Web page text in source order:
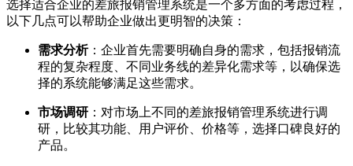
选择适合企业的差旅报销管理系统是一个多方面的考虑过程，
以下几点可以帮助企业做出更明智的决策：
需求分析：企业首先需要明确自身的需求，包括报销流
程的复杂程度、不同业务线的差异化需求等，以确保选
择的系统能够满足这些需求。
市场调研 ：对市场上不同的差旅报销管理系统进行调
研，比较其功能、用户评价、价格等，选择口碑良好的
产品。